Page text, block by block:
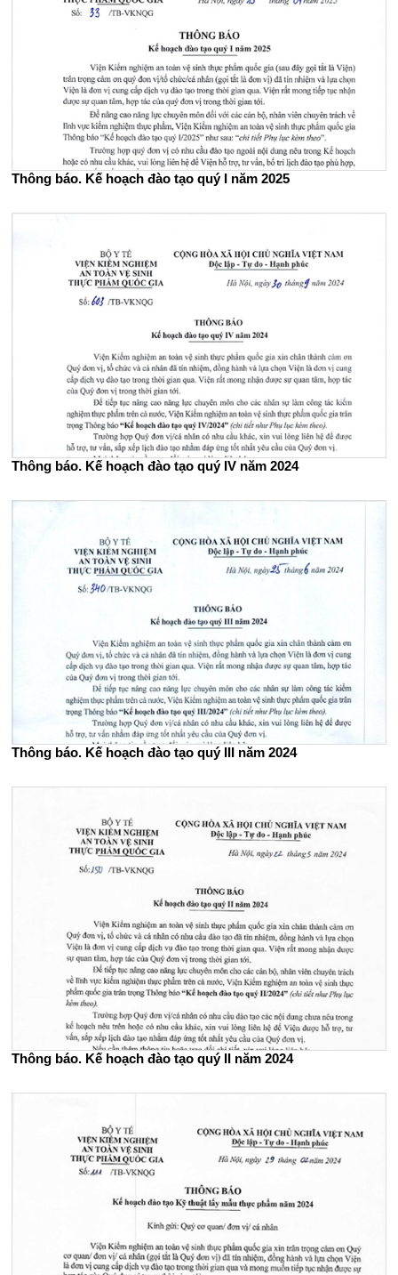
Thông báo. Kế hoạch đào tạo quý I năm 2025
Thông báo. Kế hoạch đào tạo quý IV năm 2024
Thông báo. Kế hoạch đào tạo quý III năm 2024
Thông báo. Kế hoạch đào tạo quý II năm 2024